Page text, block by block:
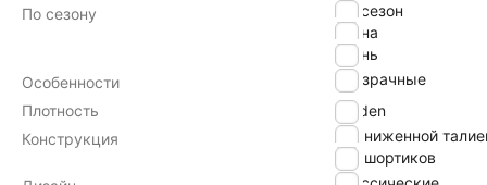
По сезону
всесезон
весна
осень
Особенности
прозрачные
Плотность
40 den
Конструкция
с заниженной
без шортиков